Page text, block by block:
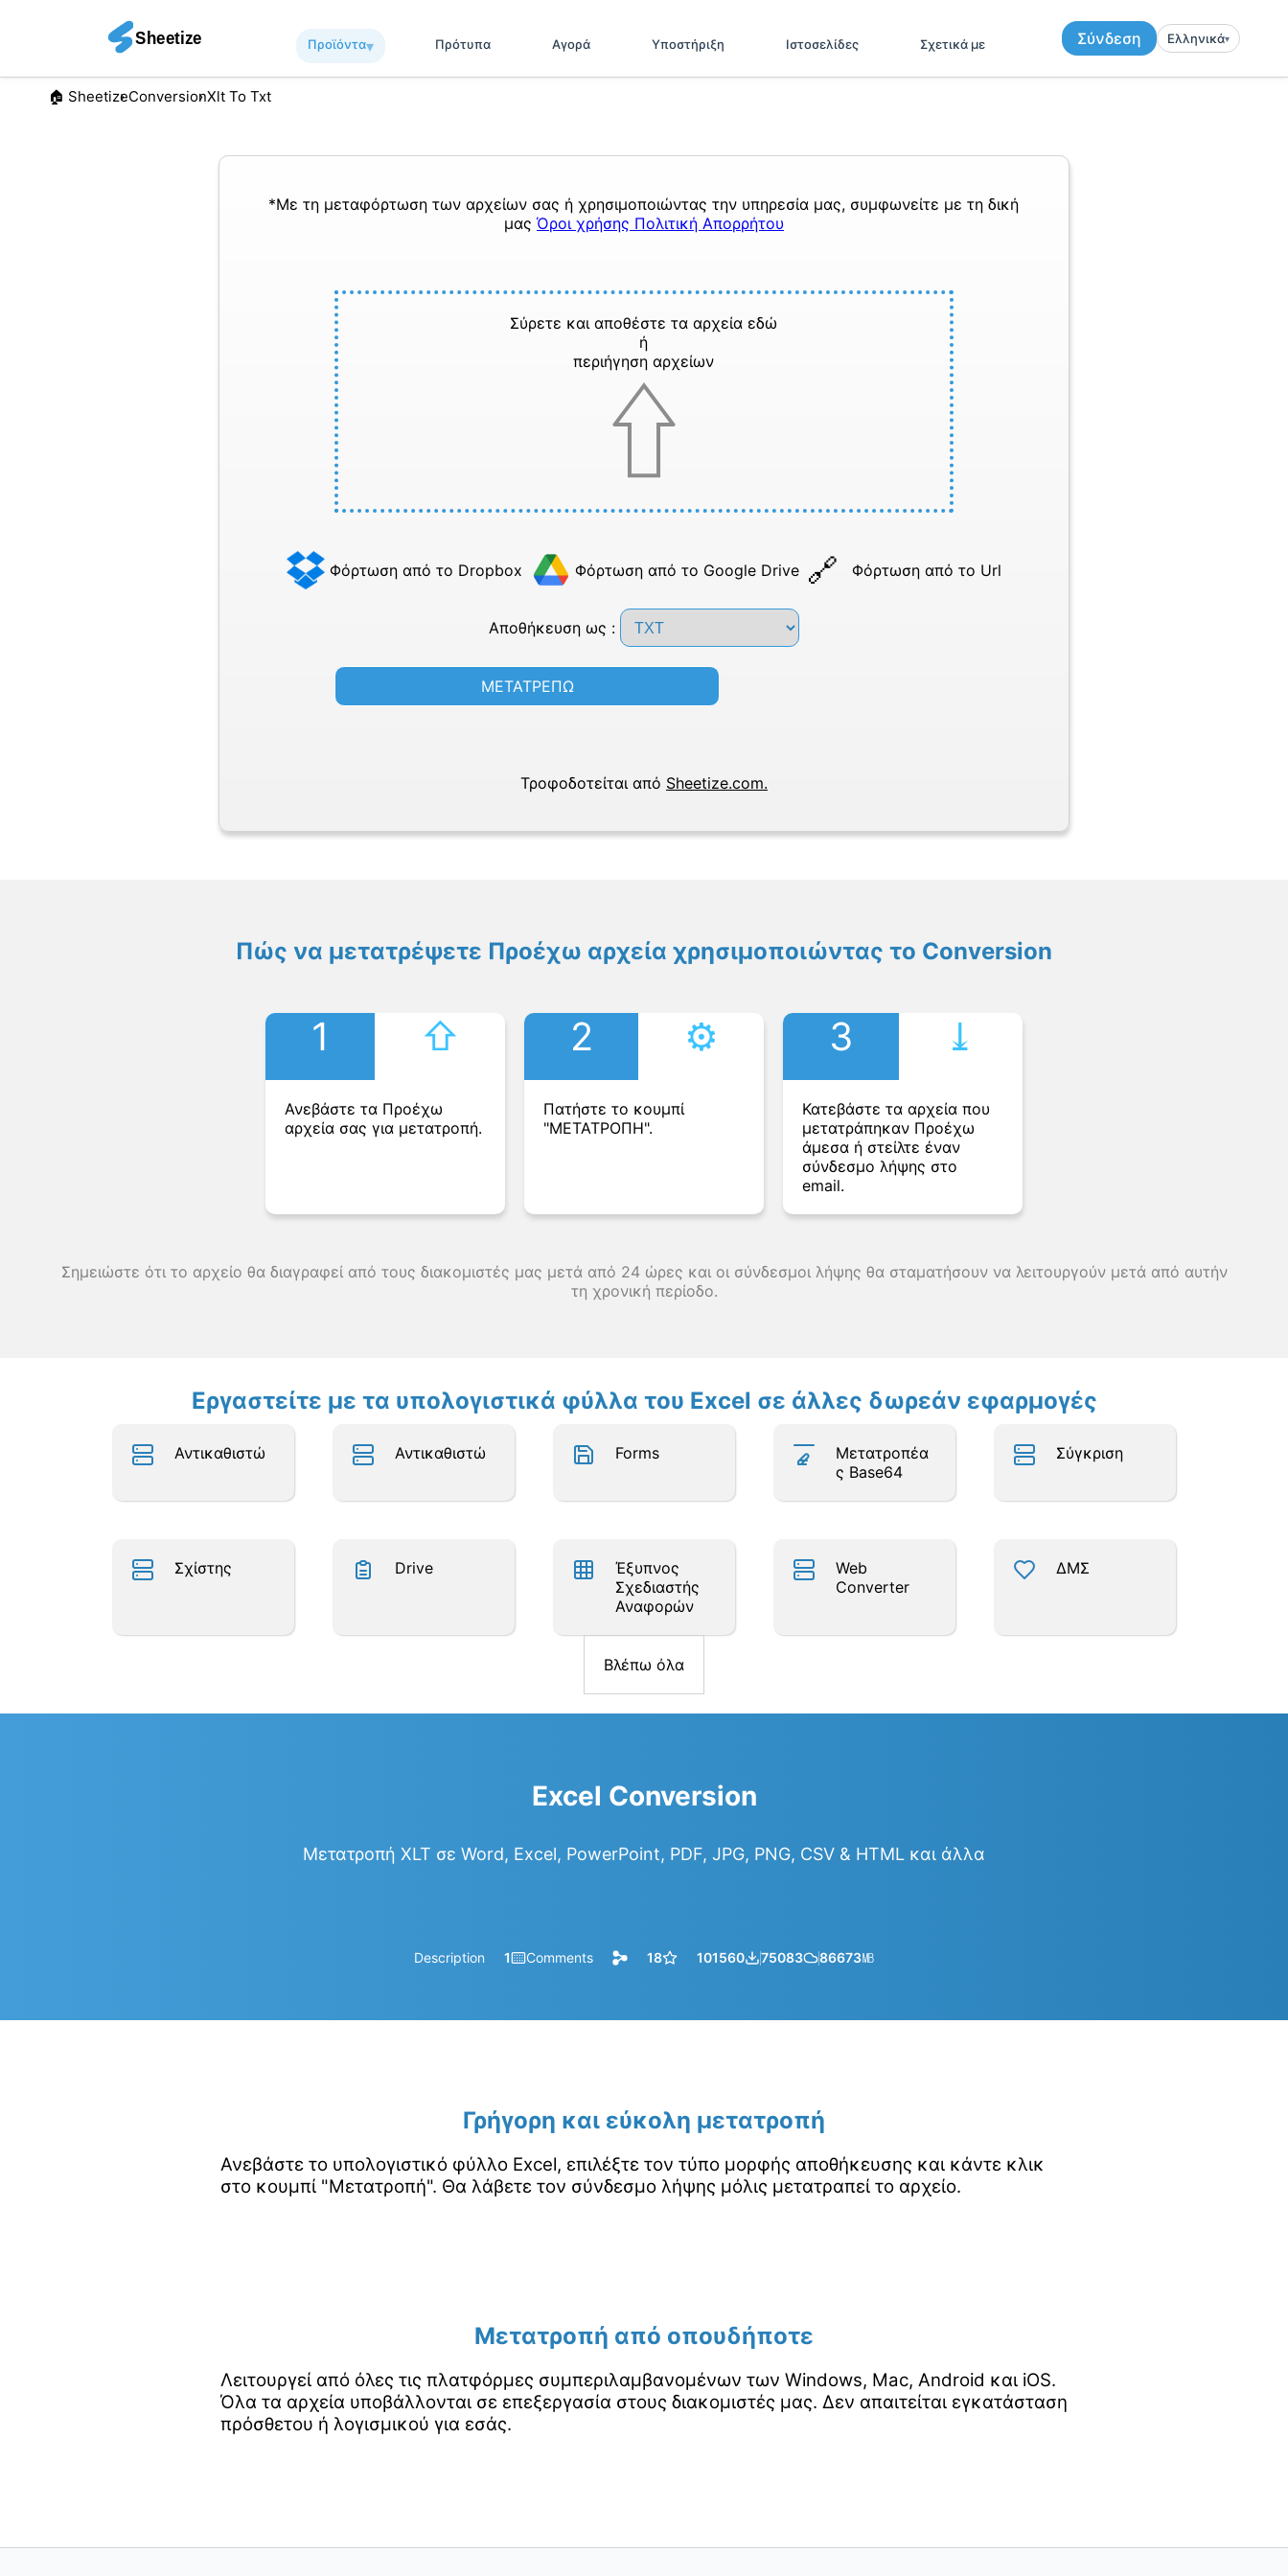
Προϊόντα▾︎ Πρότυπα Αγορά Υποστήριξη Ιστοσελίδες Σχετικά με Σύνδεση Ελληνικά▾︎
🏠︎ SheetizeConversionXlt To Txt
*Με τη μεταφόρτωση των αρχείων σας ή χρησιμοποιώντας την υπηρεσία μας, συμφωνείτε με τη δική
μας Όροι χρήσης Πολιτική Απορρήτου
Σύρετε και αποθέστε τα αρχεία εδώ
ή
περιήγηση αρχείων
Φόρτωση από το Dropbox Φόρτωση από το Google Drive Φόρτωση από το Url
Αποθήκευση ως :
ΜΕΤΑΤΡΕΠΩ
Τροφοδοτείται από Sheetize.com.
Πώς να μετατρέψετε Προέχω αρχεία χρησιμοποιώντας το Conversion
1 ⇧︎
Ανεβάστε τα Προέχω
αρχεία σας για μετατροπή.
2 ⚙︎
Πατήστε το κουμπί
"ΜΕΤΑΤΡΟΠΗ".
3 ⤓︎
Κατεβάστε τα αρχεία που
μετατράπηκαν Προέχω
άμεσα ή στείλτε έναν
σύνδεσμο λήψης στο
email.
Σημειώστε ότι το αρχείο θα διαγραφεί από τους διακομιστές μας μετά από 24 ώρες και οι σύνδεσμοι λήψης θα σταματήσουν να λειτουργούν μετά από αυτήν
τη χρονική περίοδο.
Εργαστείτε με τα υπολογιστικά φύλλα του Excel σε άλλες δωρεάν εφαρμογές
Αντικαθιστώ Αντικαθιστώ Forms
Μετατροπέα
ς Base64
Σύγκριση
Σχίστης Drive
Έξυπνος
Σχεδιαστής
Αναφορών
Web
Converter
ΔΜΣ
Βλέπω όλα
Excel Conversion
Μετατροπή XLT σε Word, Excel, PowerPoint, PDF, JPG, PNG, CSV & HTML και άλλα
Description 1 Comments 18 101560 75083 86673㎆︎
Γρήγορη και εύκολη μετατροπή
Ανεβάστε το υπολογιστικό φύλλο Excel, επιλέξτε τον τύπο μορφής αποθήκευσης και κάντε κλικ
στο κουμπί "Μετατροπή". Θα λάβετε τον σύνδεσμο λήψης μόλις μετατραπεί το αρχείο.
Μετατροπή από οπουδήποτε
Λειτουργεί από όλες τις πλατφόρμες συμπεριλαμβανομένων των Windows, Mac, Android και iOS.
Όλα τα αρχεία υποβάλλονται σε επεξεργασία στους διακομιστές μας. Δεν απαιτείται εγκατάσταση
πρόσθετου ή λογισμικού για εσάς.